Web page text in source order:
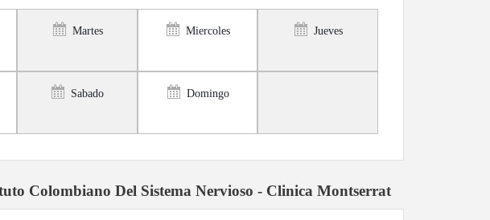
Martes Miercoles Jueves
Sabado Domingo
Colombiano Del Sistema Nervioso - Clinica Montserrat